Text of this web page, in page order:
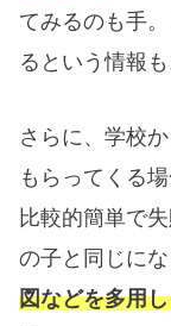
てみるのも手
るという情報も
さらに、学校
もらってくる
比較的簡単で
の子と同じに
図などを多用